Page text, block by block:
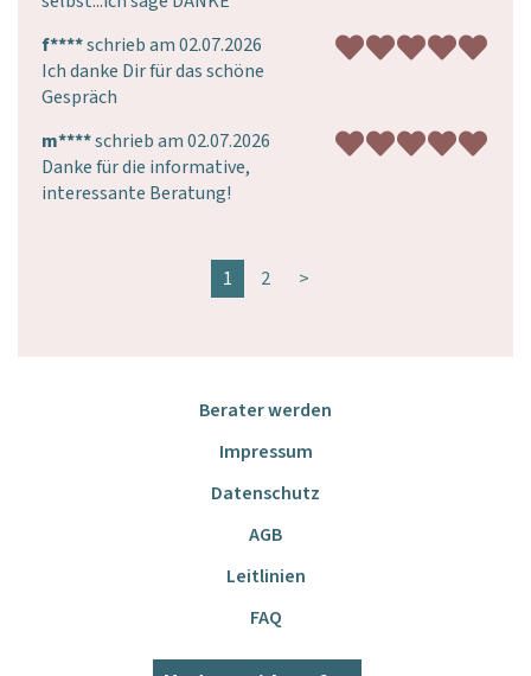
f****schrieb am 02.07.2026
Ich danke Dir für das schöne
Gespräch
m****schrieb am 02.07.2026
Danke für die informative,
interessante Beratung!
1 2 >
Berater werden
Impressum
Datenschutz
AGB
Leitlinien
FAQ